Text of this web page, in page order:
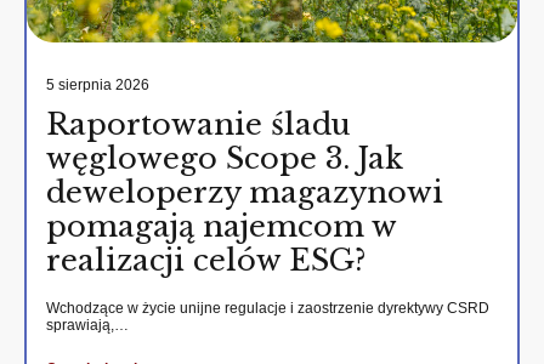
5 sierpnia 2026
Raportowanie śladu
węglowego Scope 3. Jak
deweloperzy magazynowi
pomagają najemcom w
realizacji celów ESG?
Wchodzące w życie unijne regulacje i zaostrzenie dyrektywy CSRD
sprawiają,…